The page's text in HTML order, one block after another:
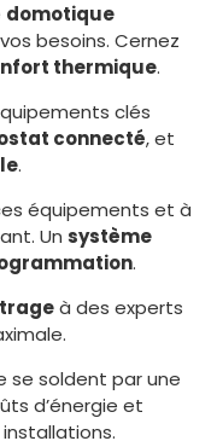
domotique
besoins. Cernez
thermique.
clés
connecté, et
.
équipements et à
Un système
.
à des experts
se soldent par une
d’énergie et